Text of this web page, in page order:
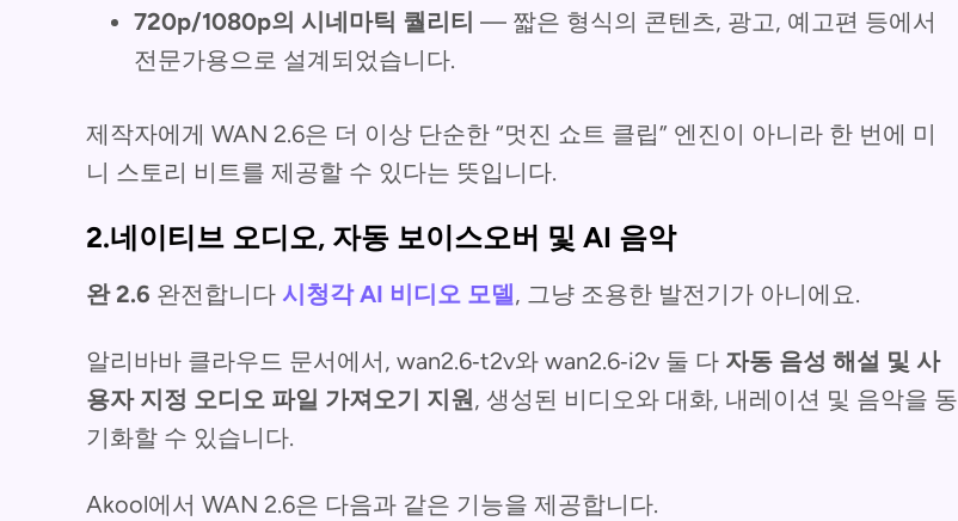
720p/1080p의 시네마틱 퀄리티 — 짧은 형식의 콘텐츠, 광고, 예고편 등에서
전문가용으로 설계되었습니다.
제작자에게 WAN 2.6은 더 이상 단순한 “멋진 쇼트 클립” 엔진이 아니라 한 번에 미
니 스토리 비트를 제공할 수 있다는 뜻입니다.
2.네이티브 오디오, 자동 보이스오버 및 AI 음악
완 2.6 완전합니다 시청각 AI 비디오 모델, 그냥 조용한 발전기가 아니에요.
알리바바 클라우드 문서에서, wan2.6‑t2v와 wan2.6‑i2v 둘 다 자동 음성 해설 및 사
용자 지정 오디오 파일 가져오기 지원, 생성된 비디오와 대화, 내레이션 및 음악을 동
기화할 수 있습니다.
Akool에서 WAN 2.6은 다음과 같은 기능을 제공합니다.